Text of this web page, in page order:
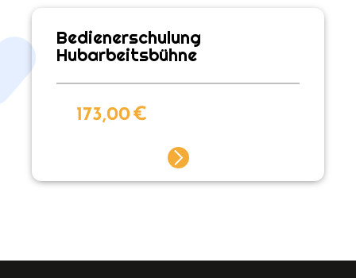
Bedienerschulung
Hubarbeitsbühne
173,00€